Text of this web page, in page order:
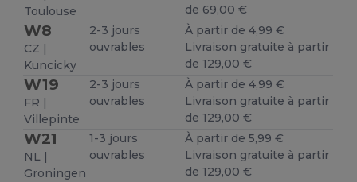
Toulouse
de 69,00 €
W8
CZ |
Kuncicky
2-3 jours
ouvrables
À partir de 4,99 €
Livraison gratuite à partir
de 129,00 €
W19
FR |
Villepinte
2-3 jours
ouvrables
À partir de 4,99 €
Livraison gratuite à partir
de 129,00 €
W21
NL |
Groningen
1-3 jours
ouvrables
À partir de 5,99 €
Livraison gratuite à partir
de 129,00 €